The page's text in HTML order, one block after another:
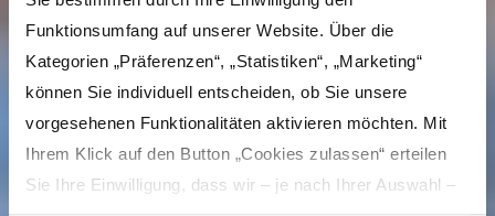
Funktionsumfang auf unserer Website. Über die
Kategorien „Präferenzen“, „Statistiken“, „Marketing“
können Sie individuell entscheiden, ob Sie unsere
vorgesehenen Funktionalitäten aktivieren möchten. Mit
Ihrem Klick auf den Button „Cookies zulassen“ erteilen
Sie Ihre Einwilligung, dass wir – je nach Ihrer Auswahl –